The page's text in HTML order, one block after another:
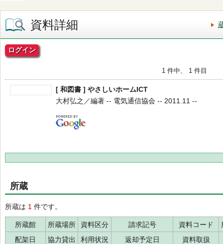
資料詳細
ログイン
1 件中、 1 件目
[ 和図書 ] やさしいホームICT
大村弘之／編著 -- 電気通信協会 -- 2011.11 --
所蔵
所蔵は 1 件です。
所蔵館 所蔵場所 資料区分 請求記号 資料コード
配架日
協力貸出 利用状況 返却予定日
資料取扱